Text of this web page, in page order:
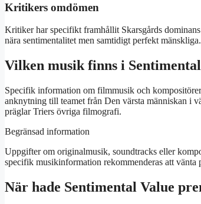
Kritikers omdömen
Kritiker har specifikt framhållit Skarsgårds
nära sentimentalitet men samtidigt perfekt
Vilken musik finns i
Specifik information om filmmusik och
anknytning till teamet från Den värsta människan i
präglar Triers övriga filmografi.
Begränsad information
Uppgifter om originalmusik, soundtracks eller
specifik musikinformation rekommenderas att
När hade Sentimental Value